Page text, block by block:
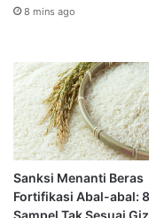
8 mins ago
Sanksi Menanti Beras
Fortifikasi Abal-abal:
Sampel Tak Sesuai